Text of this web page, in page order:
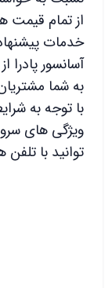
از تمام قیمت
خدمات
به شما
با توجه به
ویژگی های
توانید با تلفن